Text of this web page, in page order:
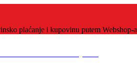
plaćanje i kupovinu putem Webshop-a